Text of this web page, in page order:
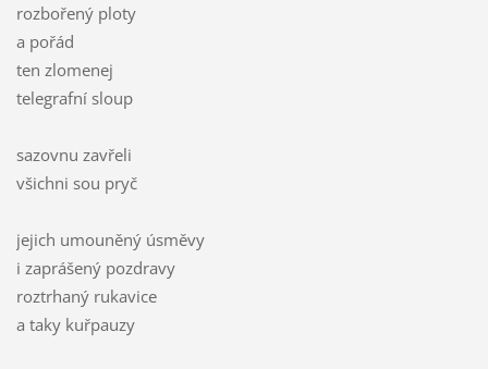
rozbořený ploty
a pořád
ten zlomenej
telegrafní sloup
sazovnu zavřeli
všichni sou pryč
jejich umouněný úsměvy
i zaprášený pozdravy
roztrhaný rukavice
a taky kuřpauzy